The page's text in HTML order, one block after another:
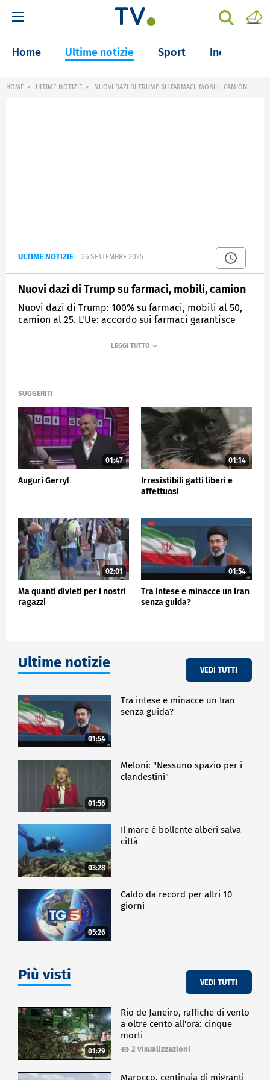
Home Ultime notizie Sport Inchieste
HOME ULTIME NOTIZIE NUOVI DAZI DI TRUMP SU FARMACI, MOBILI, CAMION
ULTIME NOTIZIE 26 SETTEMBRE 2025
Nuovi dazi di Trump su farmaci, mobili, camion
Nuovi dazi di Trump: 100% su farmaci, mobili al 50,
camion al 25. L'Ue: accordo sui farmaci garantisce
SUGGERITI
01:47
Auguri Gerry!
01:14
Irresistibili gatti liberi e
affettuosi
02:01
Ma quanti divieti per i nostri
ragazzi
01:54
Tra intese e minacce un Iran
senza guida?
Ultime notizie VEDI TUTTI
01:54
Tra intese e minacce un Iran
senza guida?
01:56
Meloni: "Nessuno spazio per i
clandestini"
03:28
Il mare è bollente alberi salva
città
05:26
Caldo da record per altri 10
giorni
Più visti VEDI TUTTI
01:29
Rio de Janeiro, raffiche di vento
a oltre cento all'ora: cinque
morti
2 visualizzazioni
Marocco, centinaia di migranti